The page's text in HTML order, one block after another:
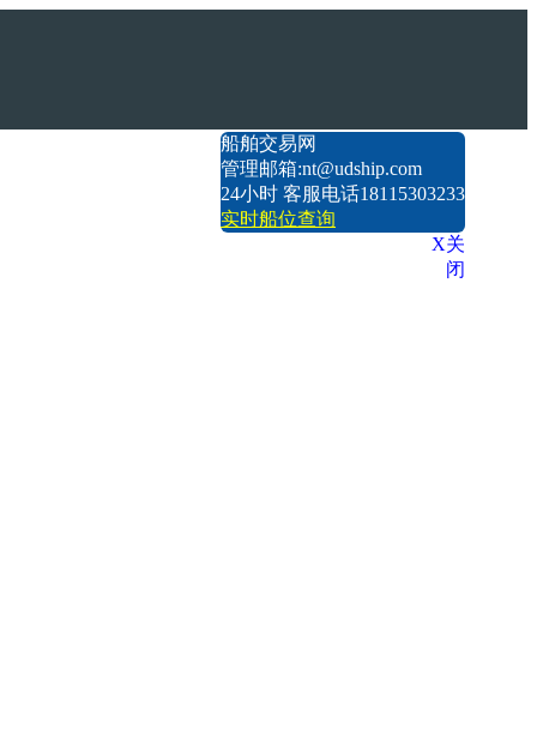
船舶交易网
管理邮箱:nt@udship.com
24小时 客服电话18115303233
实时船位查询
X关
闭